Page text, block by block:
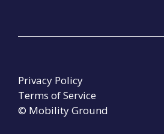
© Mobility Ground
Privacy Policy
Terms of Service